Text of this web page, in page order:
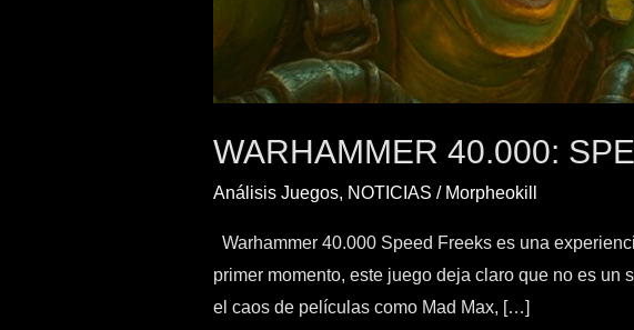
WARHAMMER 40.000:
Análisis Juegos, NOTICIAS / Morpheokill
Warhammer 40.000 Speed Freeks es una
primer momento, este juego deja claro que no es
el caos de películas como Mad Max, […]